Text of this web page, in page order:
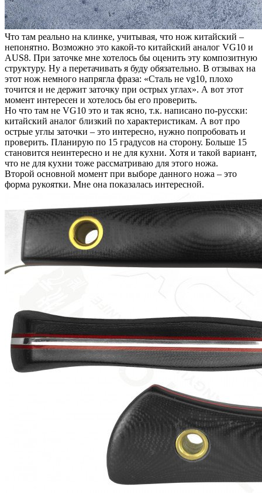
Что там реально на клинке, учитывая, что нож китайский –
непонятно. Возможно это какой-то китайский аналог VG10 и
AUS8. При заточке мне хотелось бы оценить эту композитную
структуру. Ну а перетачивать я буду обязательно. В отзывах на
этот нож немного напрягла фраза: «Сталь не vg10, плохо
точится и не держит заточку при острых углах». А вот этот
момент интересен и хотелось бы его проверить.
Но что там не VG10 это и так ясно, т.к. написано по-русски:
китайский аналог близкий по характеристикам. А вот про
острые углы заточки – это интересно, нужно попробовать и
проверить. Планирую по 15 градусов на сторону. Больше 15
становится неинтересно и не для кухни. Хотя и такой вариант,
что не для кухни тоже рассматриваю для этого ножа.
Второй основной момент при выборе данного ножа – это
форма рукоятки. Мне она показалась интересной.